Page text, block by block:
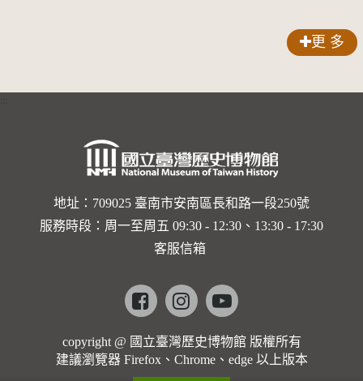
更 多
地址：709025 臺南市安南區長和路一段250號
服務時段：周一至周五 09:30 - 12:30、13:30 - 17:30
客服信箱
Facebookinstagramyoutube
copyright @ 國立臺灣歷史博物館 版權所有
建議瀏覽器 Firefox、Chrome、edge 以上版本